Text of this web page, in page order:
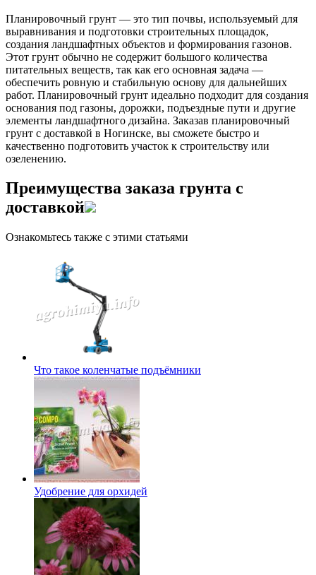
Планировочный грунт — это тип почвы, используемый для
выравнивания и подготовки строительных площадок,
создания ландшафтных объектов и формирования газонов.
Этот грунт обычно не содержит большого количества
питательных веществ, так как его основная задача —
обеспечить ровную и стабильную основу для дальнейших
работ. Планировочный грунт идеально подходит для создания
основания под газоны, дорожки, подъездные пути и другие
элементы ландшафтного дизайна. Заказав планировочный
грунт с доставкой в Ногинске, вы сможете быстро и
качественно подготовить участок к строительству или
озеленению.
Преимущества заказа грунта с
доставкой
Ознакомьтесь также с этими статьями
Что такое коленчатые подъёмники
Удобрение для орхидей